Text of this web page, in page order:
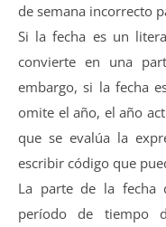
de semana incorrecto
Si la fecha es un
convierte en una
embargo, si la fecha
omite el año, el año
que se evalúa la
escribir código que
La parte de la fecha
período de tiempo